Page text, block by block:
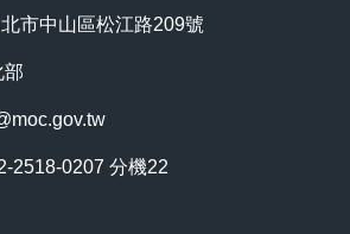
市中山區松江路209號
部
2518-0207 分機22